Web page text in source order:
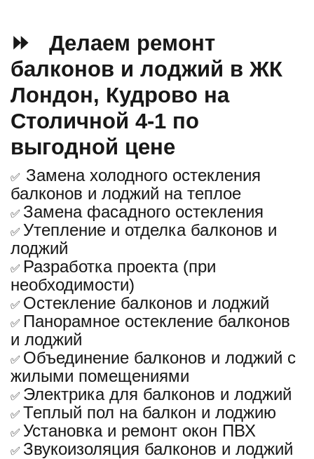
⏩ Делаем ремонт
балконов и лоджий в ЖК
Лондон, Кудрово на
Столичной 4-1 по
выгодной цене
✅ Замена холодного остекления
балконов и лоджий на теплое
✅ Замена фасадного остекления
✅ Утепление и отделка балконов и
лоджий
✅ Разработка проекта (при
необходимости)
✅ Остекление балконов и лоджий
✅ Панорамное остекление балконов
и лоджий
✅ Объединение балконов и лоджий с
жилыми помещениями
✅ Электрика для балконов и лоджий
✅ Теплый пол на балкон и лоджию
✅ Установка и ремонт окон ПВХ
✅ Звукоизоляция балконов и лоджий